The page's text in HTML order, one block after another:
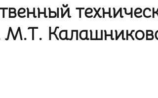
М.Т.